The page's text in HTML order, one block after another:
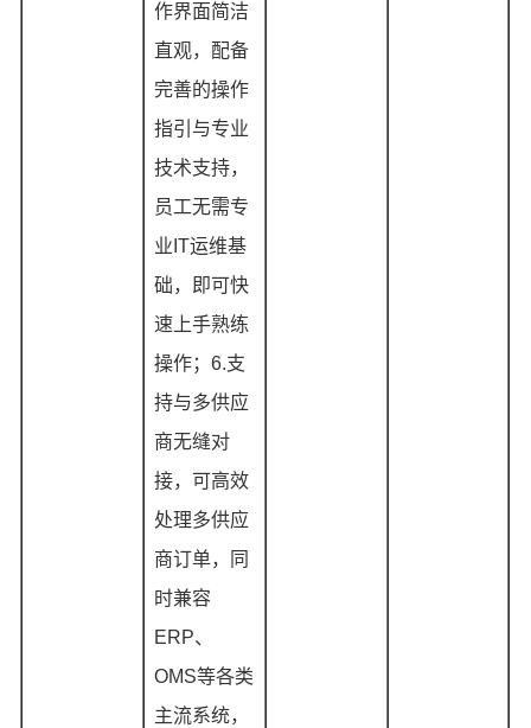
作界面简洁
直观，配备
完善的操作
指引与专业
技术支持，
员工无需专
业IT运维基
础，即可快
速上手熟练
操作；6.支
持与多供应
商无缝对
接，可高效
处理多供应
商订单，同
时兼容
ERP、
OMS等各类
主流系统，